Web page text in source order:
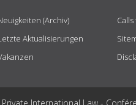
(Archiv)
Aktualisierungen